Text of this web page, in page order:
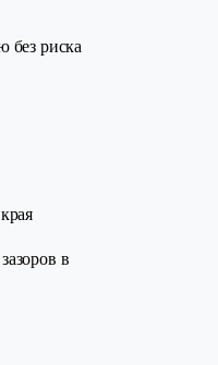
без риска
в